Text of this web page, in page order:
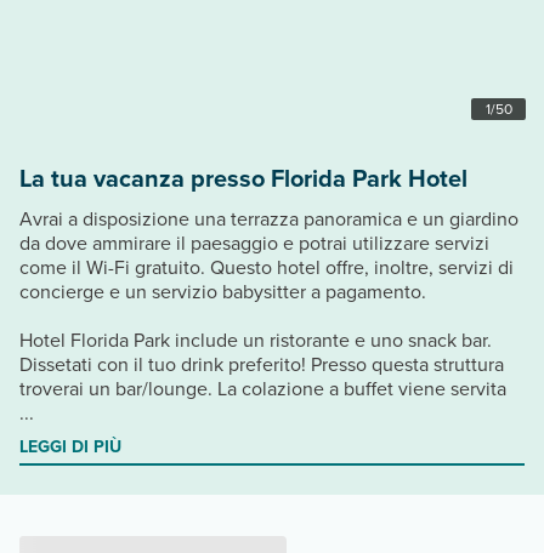
1/50
La tua vacanza presso Florida Park Hotel
Avrai a disposizione una terrazza panoramica e un giardino
da dove ammirare il paesaggio e potrai utilizzare servizi
come il Wi-Fi gratuito. Questo hotel offre, inoltre, servizi di
concierge e un servizio babysitter a pagamento.
Hotel Florida Park include un ristorante e uno snack bar.
Dissetati con il tuo drink preferito! Presso questa struttura
troverai un bar/lounge. La colazione a buffet viene servita
...
LEGGI DI PIÙ